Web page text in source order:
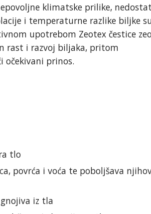
klimatske prilike,
i temperaturne razlike biljke
upotrebom Zeotex čestice
rast i razvoj biljaka, pritom
očekivani prinos.
tlo
povrća i voća te poboljšava
iz tla